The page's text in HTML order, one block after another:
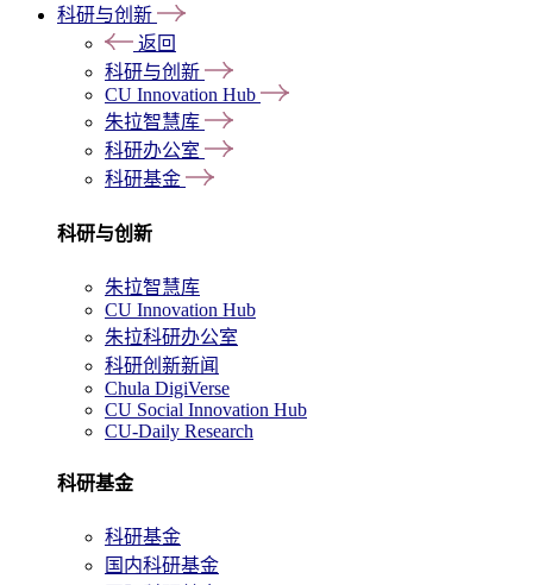
科研与创新
返回
科研与创新
CU Innovation Hub
朱拉智慧库
科研办公室
科研基金
科研与创新
朱拉智慧库
CU Innovation Hub
朱拉科研办公室
科研创新新闻
Chula DigiVerse
CU Social Innovation Hub
CU-Daily Research
科研基金
科研基金
国内科研基金